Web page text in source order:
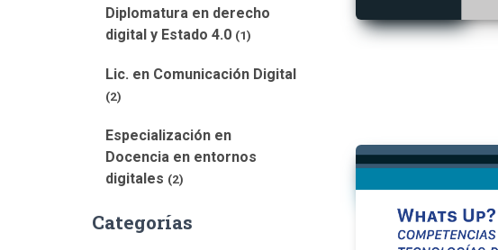
Diplomatura en derecho
digital y Estado 4.0 (1)
Lic. en Comunicación Digital
(2)
Especialización en
Docencia en entornos
digitales (2)
Categorías